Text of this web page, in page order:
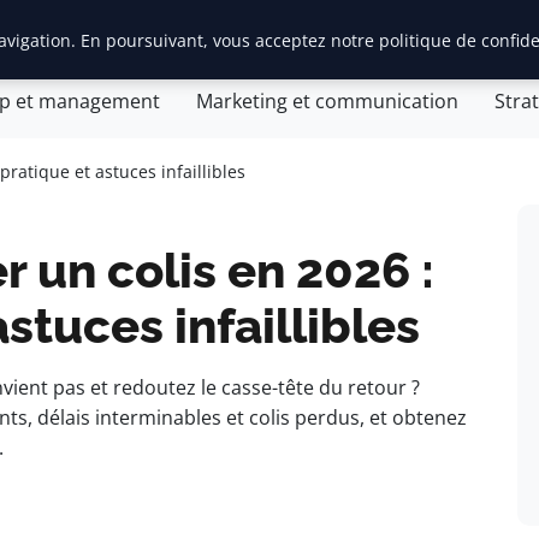
d’entreprise General Gestion et finances
et management Marketing et communication
et astuces infaillibles
un colis en 2026 :
infaillibles
pas et redoutez le casse-tête du retour ?
délais interminables et colis perdus, et obtenez
En poursuivant, vous acceptez notre politique de